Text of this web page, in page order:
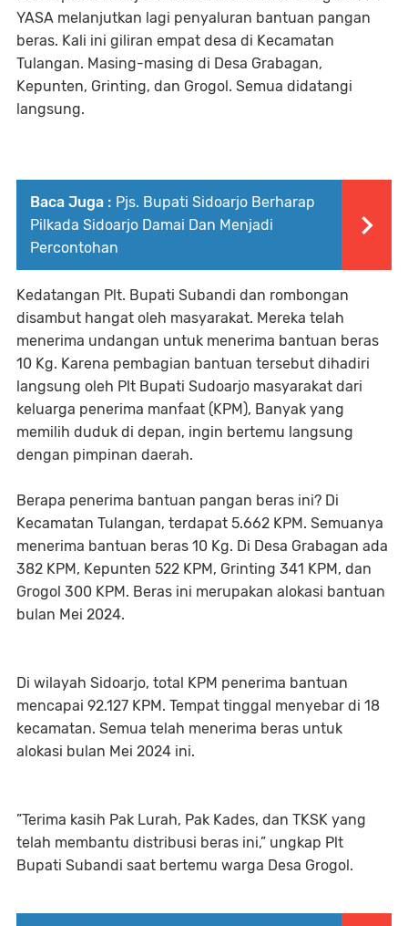
YASA melanjutkan lagi penyaluran bantuan pangan
beras. Kali ini giliran empat desa di Kecamatan
Tulangan. Masing-masing di Desa Grabagan,
Kepunten, Grinting, dan Grogol. Semua didatangi
langsung.
Baca Juga : Pjs. Bupati Sidoarjo Berharap
Pilkada Sidoarjo Damai Dan Menjadi
Percontohan
Kedatangan Plt. Bupati Subandi dan rombongan
disambut hangat oleh masyarakat. Mereka telah
menerima undangan untuk menerima bantuan beras
10 Kg. Karena pembagian bantuan tersebut dihadiri
langsung oleh Plt Bupati Sudoarjo masyarakat dari
keluarga penerima manfaat (KPM), Banyak yang
memilih duduk di depan, ingin bertemu langsung
dengan pimpinan daerah.
Berapa penerima bantuan pangan beras ini? Di
Kecamatan Tulangan, terdapat 5.662 KPM. Semuanya
menerima bantuan beras 10 Kg. Di Desa Grabagan ada
382 KPM, Kepunten 522 KPM, Grinting 341 KPM, dan
Grogol 300 KPM. Beras ini merupakan alokasi bantuan
bulan Mei 2024.
Di wilayah Sidoarjo, total KPM penerima bantuan
mencapai 92.127 KPM. Tempat tinggal menyebar di 18
kecamatan. Semua telah menerima beras untuk
alokasi bulan Mei 2024 ini.
”Terima kasih Pak Lurah, Pak Kades, dan TKSK yang
telah membantu distribusi beras ini,” ungkap Plt
Bupati Subandi saat bertemu warga Desa Grogol.